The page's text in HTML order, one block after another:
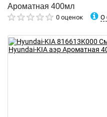
Ароматная 400мл
0 оценок О